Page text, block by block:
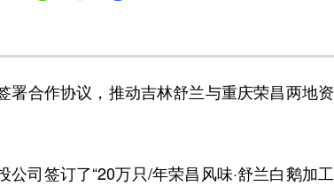
合作协议，推动吉林舒兰与重庆荣昌两地资
司签订了“20万只/年荣昌风味·舒兰白鹅加工